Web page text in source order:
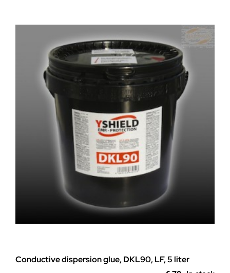
multiple
variants.
The
options
on
the
product
page
Conductive dispersion glue, DKL90, LF, 5 liter